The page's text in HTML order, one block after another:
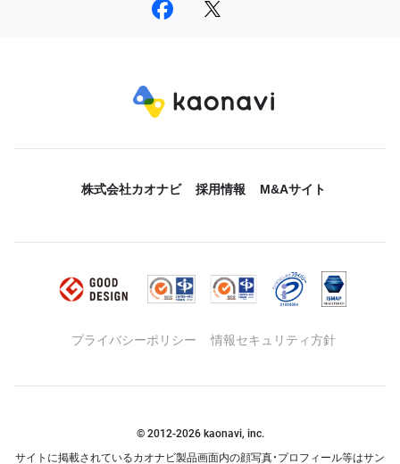
株式会社カオナビ 採用情報 M&Aサイト
プライバシーポリシー 情報セキュリティ方針
© 2012-2026kaonavi, inc.
サイトに掲載されているカオナビ製品画面内の顔写真・プロフィール等はサン